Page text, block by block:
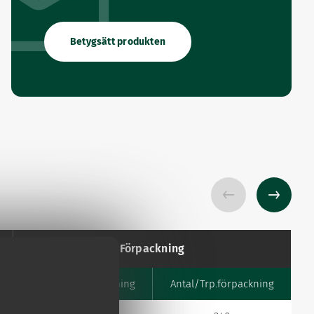
Betygsätt produkten
Förpackning
Antal/Avd.förpackning Antal/Trp.förpackning